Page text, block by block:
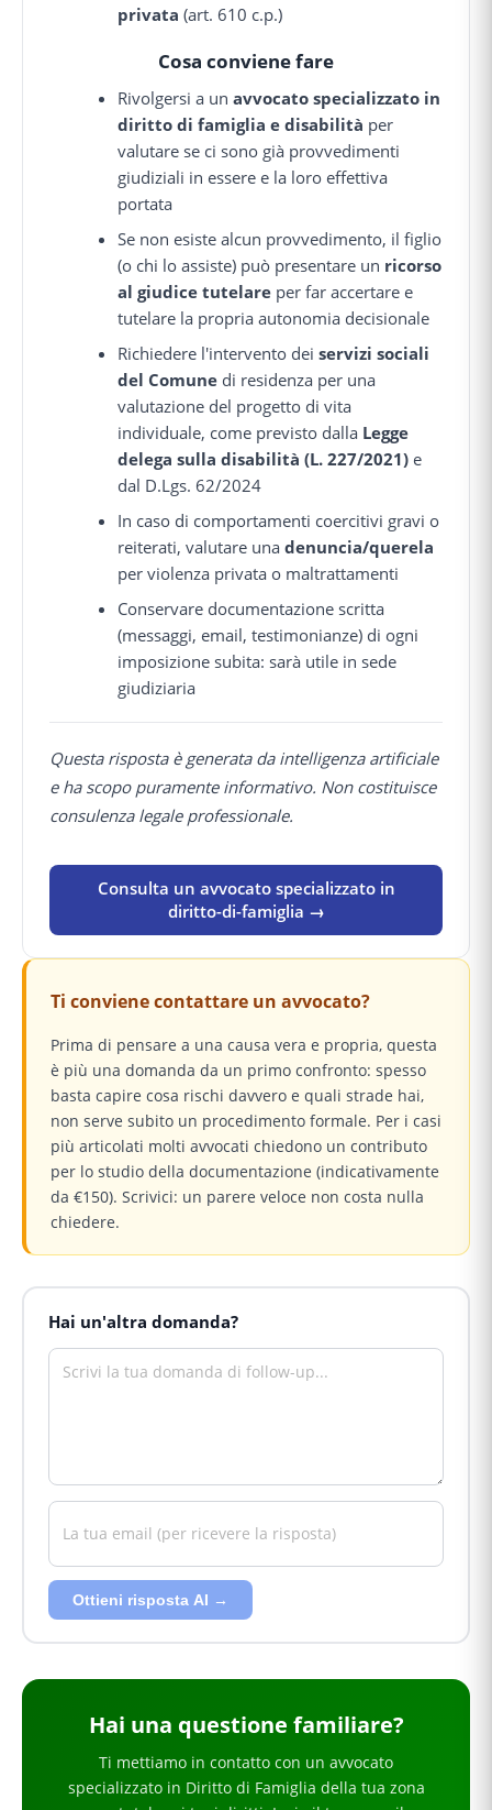
privata (art. 610 c.p.)
Cosa conviene fare
Rivolgersi a unavvocato specializzato in
diritto di famiglia e disabilità per
valutare se ci sono già provvedimenti
giudiziali in essere e la loro effettiva
portata
Se non esiste alcun provvedimento, il figlio
(o chi lo assiste) può presentare un ricorso
al giudice tutelare per far accertare e
tutelare la propria autonomia decisionale
Richiedere l'intervento deiservizi sociali
del Comune di residenza per una
valutazione del progetto di vita
individuale, come previsto dalla Legge
delega sulla disabilità (L. 227/2021) e
dal D.Lgs. 62/2024
In caso di comportamenti coercitivi gravi o
reiterati, valutare unadenuncia/querela
per violenza privata o maltrattamenti
Conservare documentazione scritta
(messaggi, email, testimonianze) di ogni
imposizione subita: sarà utile in sede
giudiziaria
Questa risposta è generata da intelligenza artificiale
e ha scopo puramente informativo. Non costituisce
consulenza legale professionale.
Consulta un avvocato specializzato in
diritto-di-famiglia →
Ti conviene contattare un avvocato?
Prima di pensare a una causa vera e propria, questa
è più una domanda da un primo confronto: spesso
basta capire cosa rischi davvero e quali strade hai,
non serve subito un procedimento formale. Per i casi
più articolati molti avvocati chiedono un contributo
per lo studio della documentazione (indicativamente
da €150). Scrivici: un parere veloce non costa nulla
chiedere.
Hai un'altra domanda?
Ottieni risposta AI →
Hai una questione familiare?
Ti mettiamo in contatto con un avvocato
specializzato in Diritto di Famiglia della tua zona